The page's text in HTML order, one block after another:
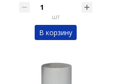
шт
В корзину